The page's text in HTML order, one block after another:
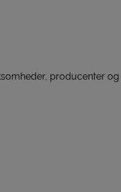
producenter